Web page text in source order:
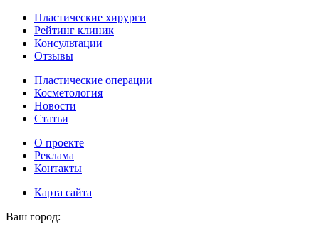
Пластические хирурги
Рейтинг клиник
Консультации
Отзывы
Пластические операции
Косметология
Новости
Статьи
О проекте
Реклама
Контакты
Карта сайта
Ваш город: